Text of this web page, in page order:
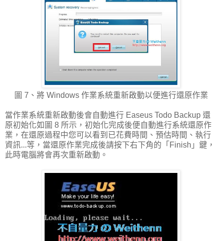
圖 7、將 Windows 作業系統重新啟動以便進行還原作業
當作業系統重新啟動後會自動進行 Easeus Todo Backup 還
原初始化如圖 8 所示，初始化完成後便自動進行系統還原作
業，在還原過程中您可以看到已花費時間、預估時間、執行
資訊...等，當還原作業完成後請按下右下角的「Finish」鍵，
此時電腦將會再次重新啟動。